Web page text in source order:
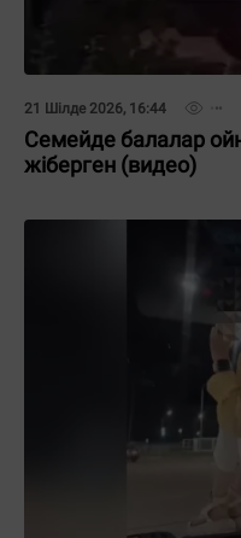
21 Шілде 2026, 16:44
Семейде балалар
жіберген (видео)